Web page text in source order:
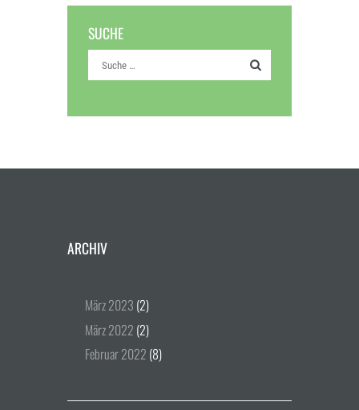
SUCHE
ARCHIV
März2023 (2)
März2022 (2)
Februar2022 (8)